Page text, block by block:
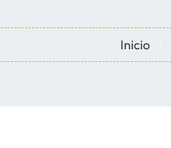
Inicio